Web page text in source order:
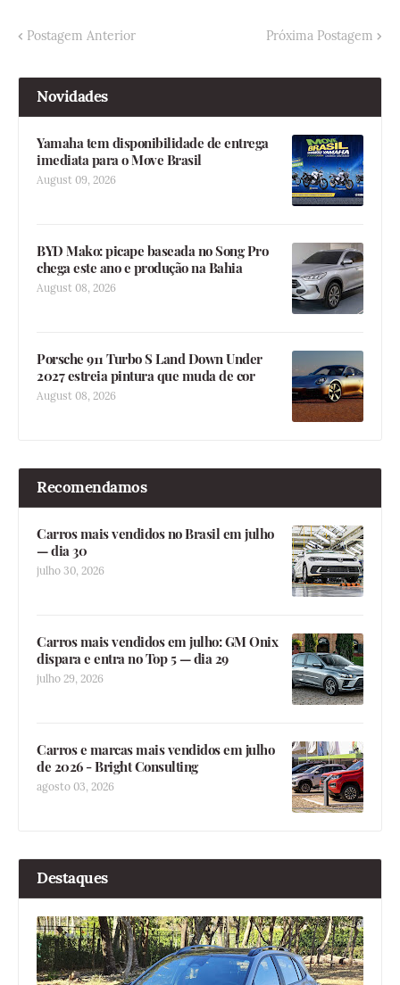
Postagem Anterior Próxima Postagem
Novidades
Yamaha tem disponibilidade de entrega
imediata para o Move Brasil
August 09, 2026
BYD Mako: picape baseada no Song Pro
chega este ano e produção na Bahia
August 08, 2026
Porsche 911 Turbo S Land Down Under
2027 estreia pintura que muda de cor
August 08, 2026
Recomendamos
Carros mais vendidos no Brasil em julho
— dia 30
julho 30, 2026
Carros mais vendidos em julho: GM Onix
dispara e entra no Top 5 — dia 29
julho 29, 2026
Carros e marcas mais vendidos em julho
de 2026 - Bright Consulting
agosto 03, 2026
Destaques